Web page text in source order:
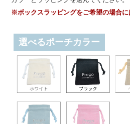
※ボックスラッピングをご希望の場合に
選べるポーチカラー